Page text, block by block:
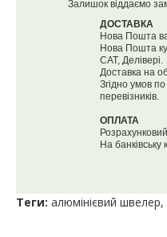
Залишок віддаємо
ДОСТАВКА
Нова Пошта
Нова Пошта
САТ, Делівері.
Доставка на
Згідно умов
перевізників.
ОПЛАТА
На банківську
Теги: алюмінієвий швелер,